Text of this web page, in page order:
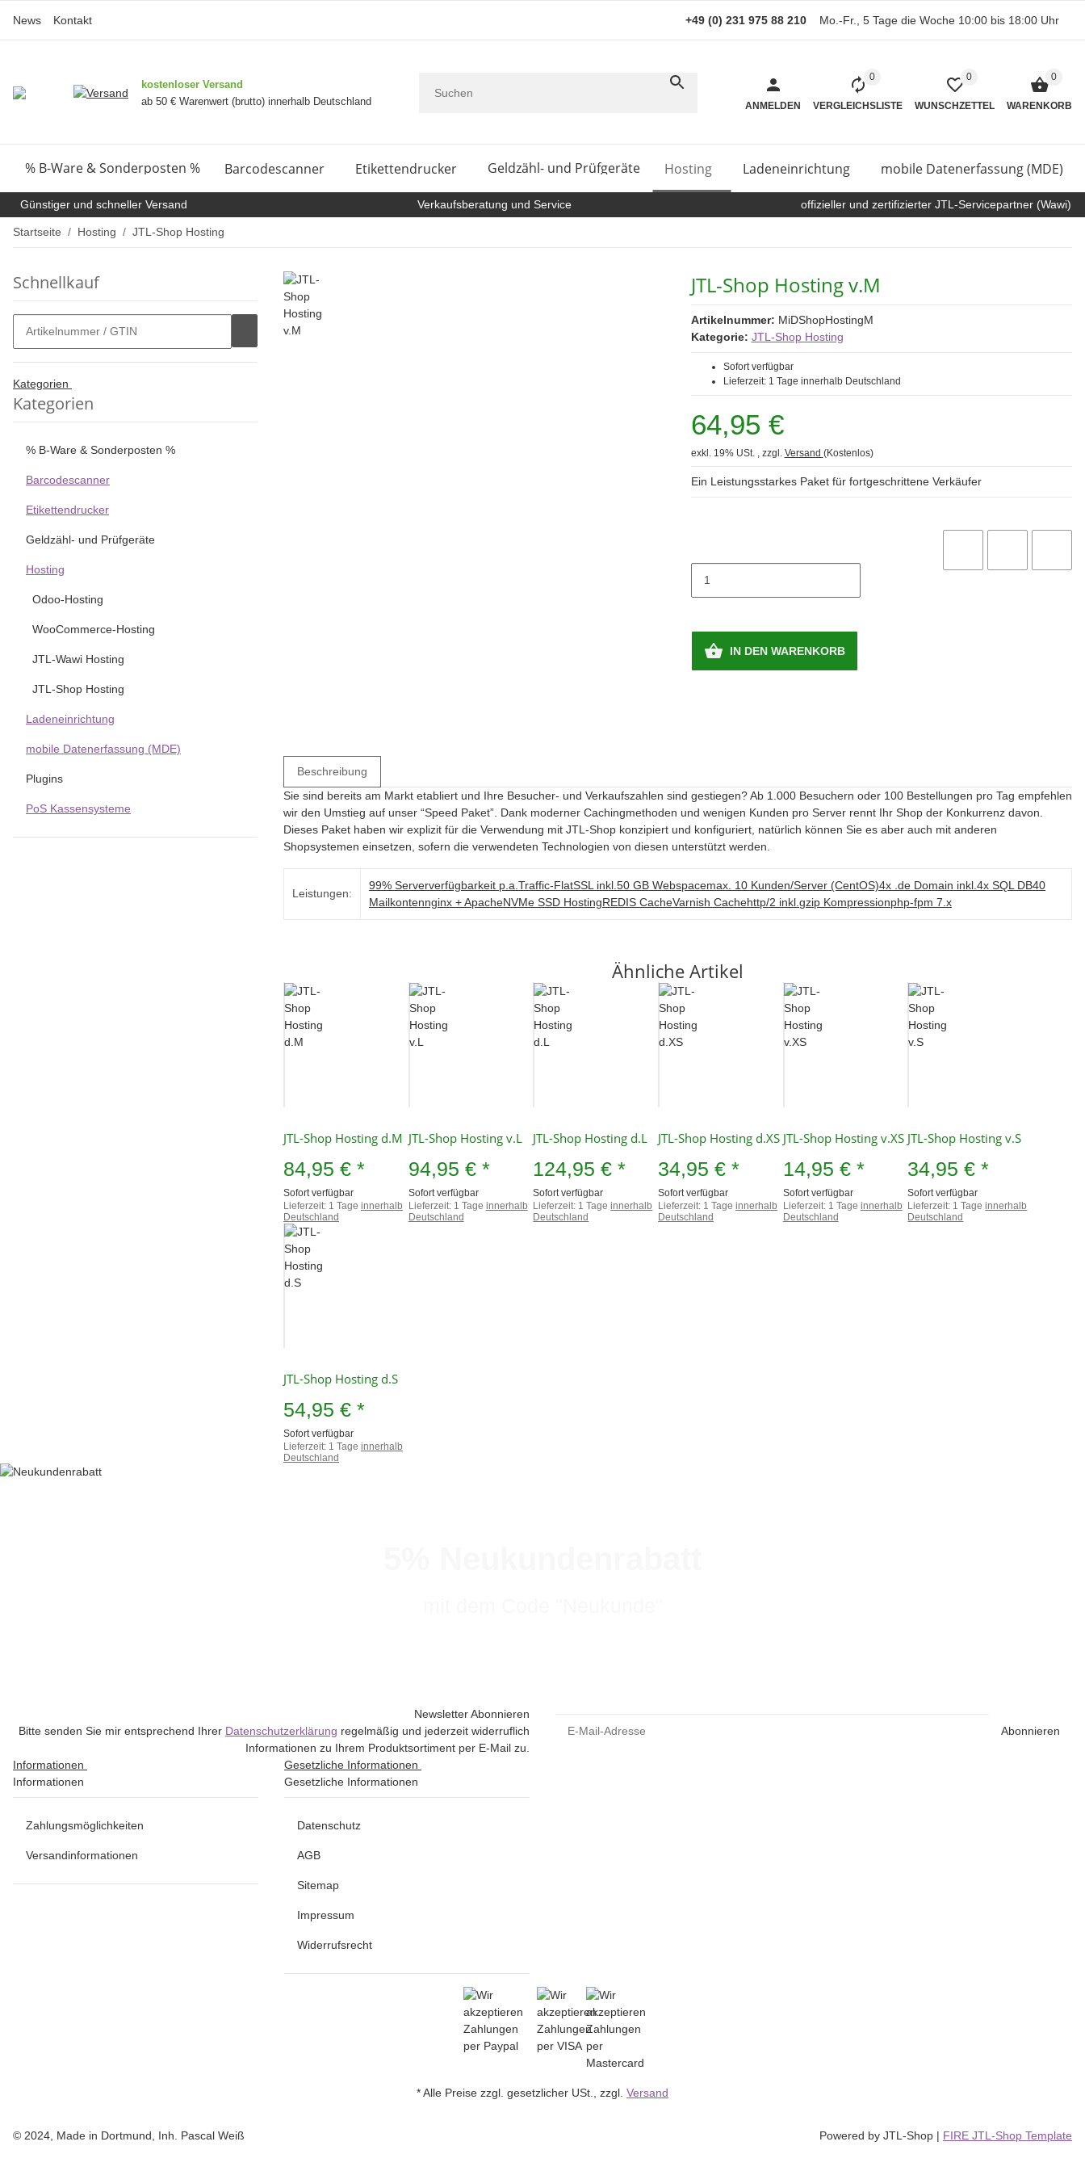
News Kontakt +49 (0) 231 975 88 210 Mo.-Fr., 5 Tage die Woche 10:00 bis 18:00 Uhr
kostenloser Versand
ab 50 € Warenwert (brutto) innerhalb Deutschland
ANMELDEN
0
VERGLEICHSLISTE
0
WUNSCHZETTEL
0
WARENKORB
% B-Ware & Sonderposten % Barcodescanner Etikettendrucker Geldzähl- und Prüfgeräte Hosting Ladeneinrichtung mobile Datenerfassung (MDE)
Günstiger und schneller Versand Verkaufsberatung und Service offizieller und zertifizierter JTL-Servicepartner (Wawi)
Startseite Hosting JTL-Shop Hosting
JTL-Shop Hosting v.M
Artikelnummer: MiDShopHostingM
Kategorie: JTL-Shop Hosting
Sofort verfügbar
Lieferzeit: 1 Tage innerhalb Deutschland
64,95 €
exkl. 19% USt. , zzgl. Versand (Kostenlos)
Ein Leistungsstarkes Paket für fortgeschrittene Verkäufer
IN DEN WARENKORB
Beschreibung
Sie sind bereits am Markt etabliert und Ihre Besucher- und Verkaufszahlen sind gestiegen? Ab 1.000 Besuchern oder 100 Bestellungen pro Tag empfehlen
wir den Umstieg auf unser “Speed Paket”. Dank moderner Cachingmethoden und wenigen Kunden pro Server rennt Ihr Shop der Konkurrenz davon.
Dieses Paket haben wir explizit für die Verwendung mit JTL-Shop konzipiert und konfiguriert, natürlich können Sie es aber auch mit anderen
Shopsystemen einsetzen, sofern die verwendeten Technologien von diesen unterstützt werden.
Leistungen:
99% Serververfügbarkeit p.a. Traffic-FlatSSL inkl. 50 GB Webspacemax. 10 Kunden/Server (CentOS)4x .de Domain inkl. 4x SQL DB40
Mailkontennginx + ApacheNVMe SSD HostingREDIS CacheVarnish Cachehttp/2 inkl. gzip Kompressionphp-fpm 7.x
Ähnliche Artikel
JTL-Shop Hosting d.M
84,95 € *
Sofort verfügbar
Lieferzeit: 1 Tage innerhalb
Deutschland
JTL-Shop Hosting v.L
94,95 € *
Sofort verfügbar
Lieferzeit: 1 Tage innerhalb
Deutschland
JTL-Shop Hosting d.L
124,95 €*
Sofort verfügbar
Lieferzeit: 1 Tageinnerhalb
Deutschland
JTL-Shop Hosting d.XS
34,95 €*
Sofort verfügbar
Lieferzeit: 1 Tageinnerhalb
Deutschland
JTL-Shop Hosting v.XS
14,95 € *
Sofort verfügbar
Lieferzeit: 1 Tage innerhalb
Deutschland
JTL-Shop Hosting v.S
34,95 €*
Sofort verfügbar
Lieferzeit: 1 Tageinnerhalb
Deutschland
JTL-Shop Hosting d.S
54,95 € *
Sofort verfügbar
Lieferzeit: 1 Tage innerhalb
Deutschland
Schnellkauf
Kategorien
Kategorien
% B-Ware & Sonderposten %
Barcodescanner
Etikettendrucker
Geldzähl- und Prüfgeräte
Hosting
Odoo-Hosting
WooCommerce-Hosting
JTL-Wawi Hosting
JTL-Shop Hosting
Ladeneinrichtung
mobile Datenerfassung (MDE)
Plugins
PoS Kassensysteme
Newsletter Abonnieren
Bitte senden Sie mir entsprechend Ihrer Datenschutzerklärung regelmäßig und jederzeit widerruflich
Informationen zu Ihrem Produktsortiment per E-Mail zu.
Abonnieren
Informationen
Informationen
Zahlungsmöglichkeiten
Versandinformationen
Gesetzliche Informationen
Gesetzliche Informationen
Datenschutz
AGB
Sitemap
Impressum
Widerrufsrecht
* Alle Preise zzgl. gesetzlicher USt., zzgl. Versand
© 2024, Made in Dortmund, Inh. Pascal Weiß Powered by JTL-Shop | FIRE JTL-Shop Template